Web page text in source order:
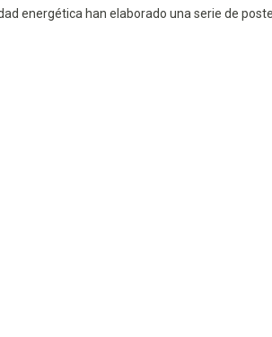
energética han elaborado una serie de